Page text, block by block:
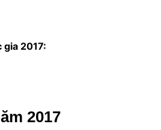
gia 2017:
2017